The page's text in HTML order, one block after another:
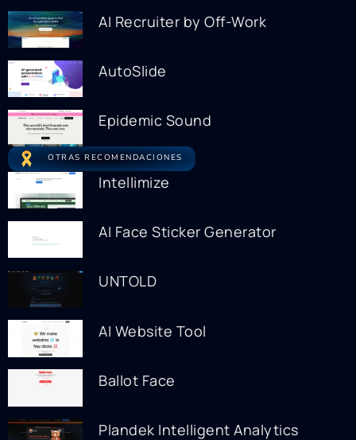
AI Recruiter by Off-Work
AutoSlide
Epidemic Sound
OTRAS RECOMENDACIONES
Intellimize
AI Face Sticker Generator
UNTOLD
AI Website Tool
Ballot Face
Plandek Intelligent Analytics